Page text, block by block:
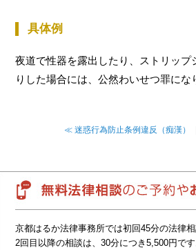
具体例
夜道で性器を露出したり、ストリッ
りした場合には、公然わいせつ罪にな
≪ 迷惑行為防止条例違反（痴漢）
京都はるか法律事務所では初回45分の法律
2回目以降の相談は、30分につき5,500円です